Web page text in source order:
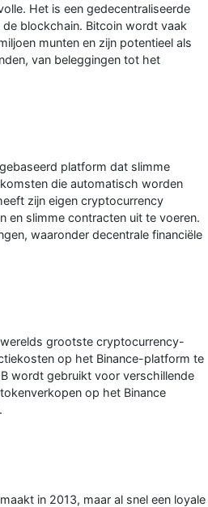
Het is een gedecentraliseerde
blockchain. Bitcoin wordt vaak
munten en zijn potentieel als
van beleggingen tot het
platform dat slimme
die automatisch worden
zijn eigen cryptocurrency
en slimme contracten uit te voeren.
waaronder decentrale financiële
grootste cryptocurrency-
op het Binance-platform te
wordt gebruikt voor verschillende
op het Binance
in 2013, maar al snel een loyale